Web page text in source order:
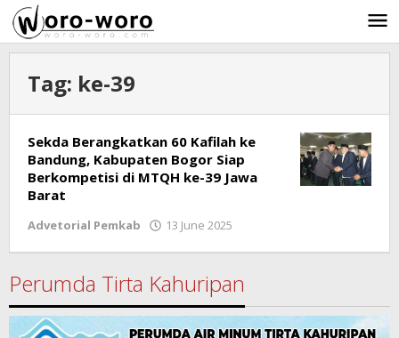
Skip
to
content
Tag: ke-39
Sekda Berangkatkan 60 Kafilah ke
Bandung, Kabupaten Bogor Siap
Berkompetisi di MTQH ke-39 Jawa
Barat
Advetorial Pemkab 13 June 2025
Perumda Tirta Kahuripan